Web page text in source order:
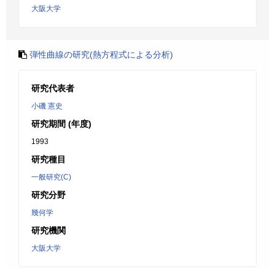
大阪大学
弾性曲線の研究(熱方程式による分析)
研究代表者
小磯 憲史
研究期間 (年度)
1993
研究種目
一般研究(C)
研究分野
幾何学
研究機関
大阪大学